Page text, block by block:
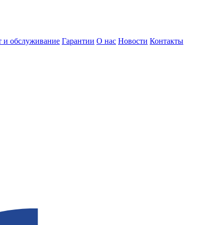
и обслуживание Гарантии О нас Новости Контакты